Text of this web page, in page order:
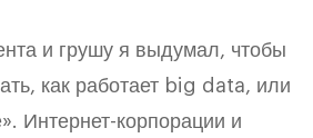
и грушу я выдумал, чтобы
как работает big data, или
Интернет-корпорации и